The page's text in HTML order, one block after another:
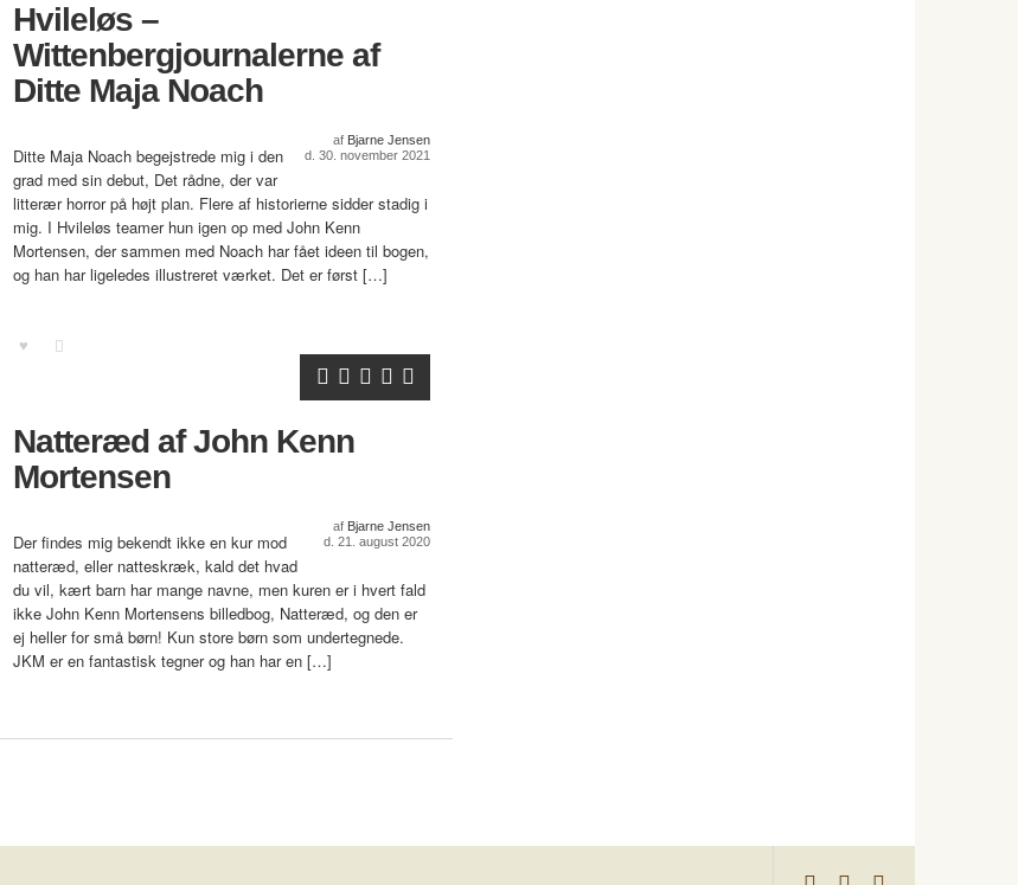
Hvileløs –
Wittenbergjournalerne af
Ditte Maja Noach
af Bjarne Jensen
d. 30. november 2021
Ditte Maja Noach begejstrede mig i den
grad med sin debut, Det rådne, der var
litterær horror på højt plan. Flere af historierne sidder stadig i
mig. I Hvileløs teamer hun igen op med John Kenn
Mortensen, der sammen med Noach har fået ideen til bogen,
og han har ligeledes illustreret værket. Det er først […]
Natteræd af John Kenn
Mortensen
af Bjarne Jensen
d. 21. august 2020
Der findes mig bekendt ikke en kur mod
natteræd, eller natteskræk, kald det hvad
du vil, kært barn har mange navne, men kuren er i hvert fald
ikke John Kenn Mortensens billedbog, Natteræd, og den er
ej heller for små børn! Kun store børn som undertegnede.
JKM er en fantastisk tegner og han har en […]